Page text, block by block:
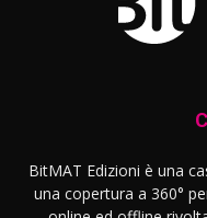
BitMAT Edizioni è una
una copertura a 360°